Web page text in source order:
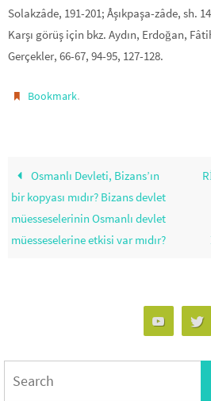
Solakzâde, 191-201; Âşıkpaşa-zâde, sh.
Karşı görüş için bkz. Aydın, Erdoğan,
Gerçekler, 66-67, 94-95, 127-128.
Bookmark.
Osmanlı Devleti, Bizans’ın
bir kopyası mıdır? Bizans devlet
müesseselerinin Osmanlı devlet
müesseselerine etkisi var mıdır?